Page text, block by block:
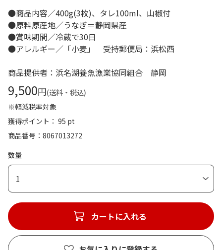
●商品内容／400g(3枚)、タレ100ml、山椒付
●原料原産地／うなぎ＝静岡県産
●賞味期間／冷蔵で30日
●アレルギー／「小麦」 受持郵便局：浜松西
商品提供者：浜名湖養魚漁業協同組合 静岡
9,500円(送料・税込)
※軽減税率対象
獲得ポイント： 95 pt
商品番号
8067013272
数量
1
カートに入れる